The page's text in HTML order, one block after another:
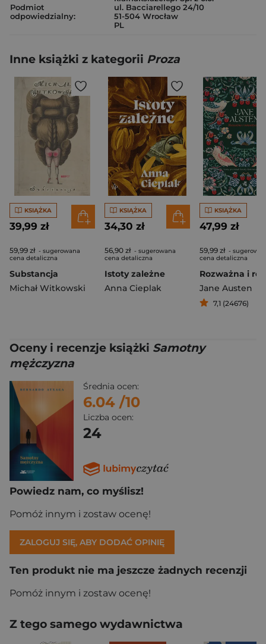
Podmiot
odpowiedzialny:
ul. Bacciarellego 24/10
51-504 Wrocław
PL
Inne książki z kategorii Proza
KSIĄŻKA
39,99 zł
59,99 zł - sugerowana
cena detaliczna
Substancja
Michał Witkowski
KSIĄŻKA
34,30 zł
56,90 zł - sugerowana
cena detaliczna
Istoty zależne
Anna Cieplak
KSIĄŻKA
47,99 zł
59,99 zł -
cena detaliczna
Jane Austen
7,1 (24676)
Oceny i recenzje książki Samotny
mężczyzna
Średnia ocen:
6.04 /10
Liczba ocen:
24
Powiedz nam, co myślisz!
Pomóż innym i zostaw ocenę!
ZALOGUJ SIĘ, ABY DODAĆ OPINIĘ
Ten produkt nie ma jeszcze żadnych recenzji
Pomóż innym i zostaw ocenę!
Z tego samego wydawnictwa